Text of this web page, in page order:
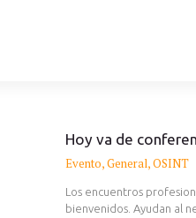
Hoy va de
Evento,General,OSINT
Los encuentros
bienvenidos. Ayudan al